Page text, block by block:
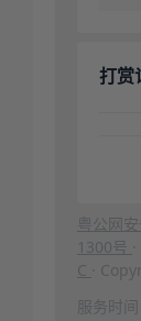
打赏
粤公网
1300号
C
·
服务时